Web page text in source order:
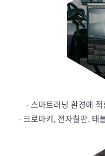
· 스마트러닝 환경에
· 크로마키, 전자칠판, 태